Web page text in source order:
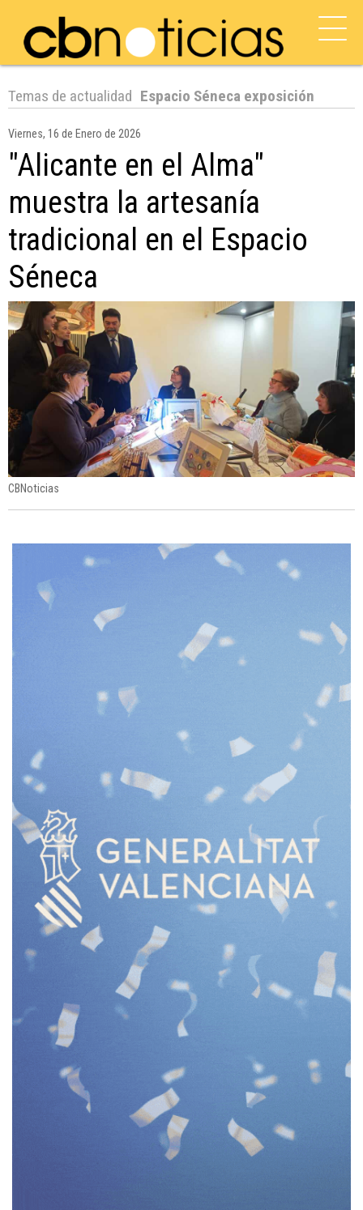
Temas de actualidad Espacio Séneca exposición
Viernes, 16 de Enero de 2026
"Alicante en el Alma"
muestra la artesanía
tradicional en el Espacio
Séneca
CBNoticias